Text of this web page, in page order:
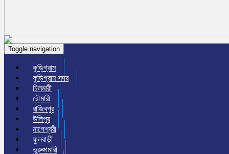
Toggle navigation
কুড়িগ্রাম
কুড়িগ্রাম সদর
চিলমারী
রৌমারী
রাজিবপুর
উলিপুর
নাগেশ্বরী
ফুলবাড়ী
ভুরুঙ্গামারী